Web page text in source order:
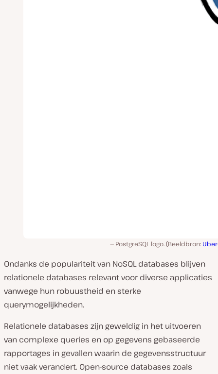
PostgreSQL logo. (Beeldbron:
Ondanks de populariteit van NoSQL databases blijven
relationele databases relevant voor diverse applicaties
vanwege hun robuustheid en sterke
querymogelijkheden.
Relationele databases zijn geweldig in het uitvoeren
van complexe queries en op gegevens gebaseerde
rapportages in gevallen waarin de gegevensstructuur
niet vaak verandert. Open-source databases zoals